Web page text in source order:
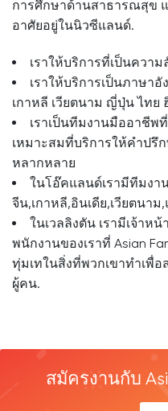
การศึกษาด้านสาธารณสุข
อาศัยอยู่ในนิวซีแลนด์.
เราให้บริการที่เป็นควา
เราให้บริการเป็นภาษา
เกาหลี เวียตนาม ญี่ปุ่น ไทย
เราเป็นทีมงานมืออาชี
เหมาะสมที่บริการให้คำปรึ
หลากหลาย
ในโอ๊คแลนด์เรามีทีมงา
จีน,เกาหลี,อินเดีย,เวียตนาม
ในเวลลิงตัน เรามีเจ้าห
พนักงานของเราที่ Asian
ทุ่มเทในสิ่งที่พวกเขาทำเพื่
ผู้คน.
สมัครงานกับ